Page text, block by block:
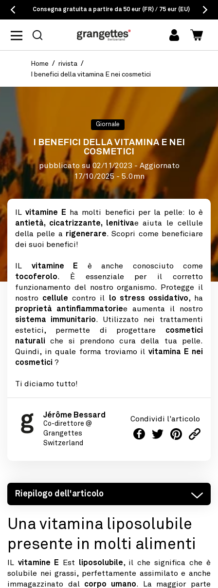
Consegna gratuita a partire da 50 eur (FR) / 75 eur (EU)
Accedi
Home
rivista
I benefici della vitamina E nei cosmetici
Giornale
I BENEFICI DELLA VITAMINA E NEI
COSMETICI
pubblicato su02/11/2023 - Aggiornato
17/10/2025 - 5.0mn
ILvitamine E ha molti benefici per la pelle: lo è
antietà, cicatrizzante, lenitivae aiuta le cellule
della pelle a rigenerare. Scopri come beneficiare
dei suoi benefici!
IL vitamine E è anche conosciuto come
tocoferolo. È essenziale per il corretto
funzionamento del nostro organismo. Protegge il
nostro cellule contro il lo stress ossidativo, ha
proprietà antinfiammatoriee aumenta il nostro
sistema immunitario. Utilizzato nei trattamenti
estetici, permette di progettare cosmetici
naturali che si prendono cura della tua pelle.
Quindi, in quale forma troviamo ilvitamina E nei
cosmetici ?
Ti diciamo tutto!
Jérôme Bessard
Co-direttore @
Grangettes
Switzerland
Condividi l'articolo
Riepilogo dell'articolo
Una vitamina liposolubile
presente in molti alimenti
IL vitamine E Est liposolubile, il che significa che è
solubile nei grassi, perfettamente assimilato e anche
immagazzinato dal corpo umano. La maggior parte